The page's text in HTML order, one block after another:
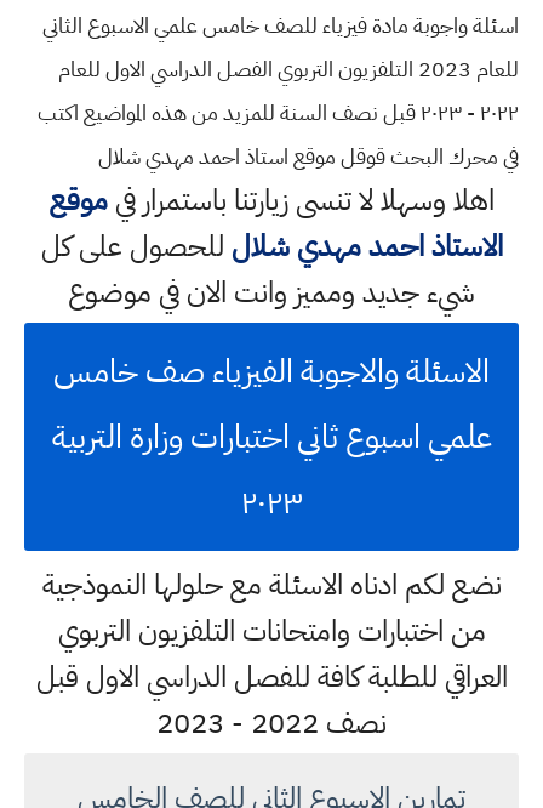
اسئلة واجوبة مادة فيزياء للصف خامس علمي الاسبوع الثاني
للعام 2023 التلفزيون التربوي الفصل الدراسي الاول للعام
٢٠٢٢ - ٢٠٢٣ قبل نصف السنة للمزيد من هذه المواضيع اكتب
في محرك البحث قوقل موقع استاذ احمد مهدي شلال
اهلا وسهلالا تنسى زيارتنا باستمرار فيموقع
الاستاذ احمد مهدي شلال للحصول على كل
شيء جديد ومميز وانت الان في موضوع
الاسئلة والاجوبة الفيزياء صف خامس
علمي اسبوع ثاني اختبارات وزارة التربية
٢٠٢٣
نضع لكم ادناه الاسئلة مع حلولها النموذجية
من اختبارات وامتحانات التلفزيون التربوي
العراقي للطلبة كافة للفصل الدراسي الاول قبل
نصف 2022 - 2023
تمارين الاسبوع الثاني للصف الخامس